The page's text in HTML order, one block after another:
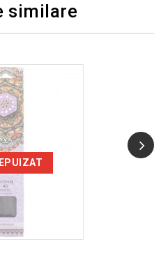
similare